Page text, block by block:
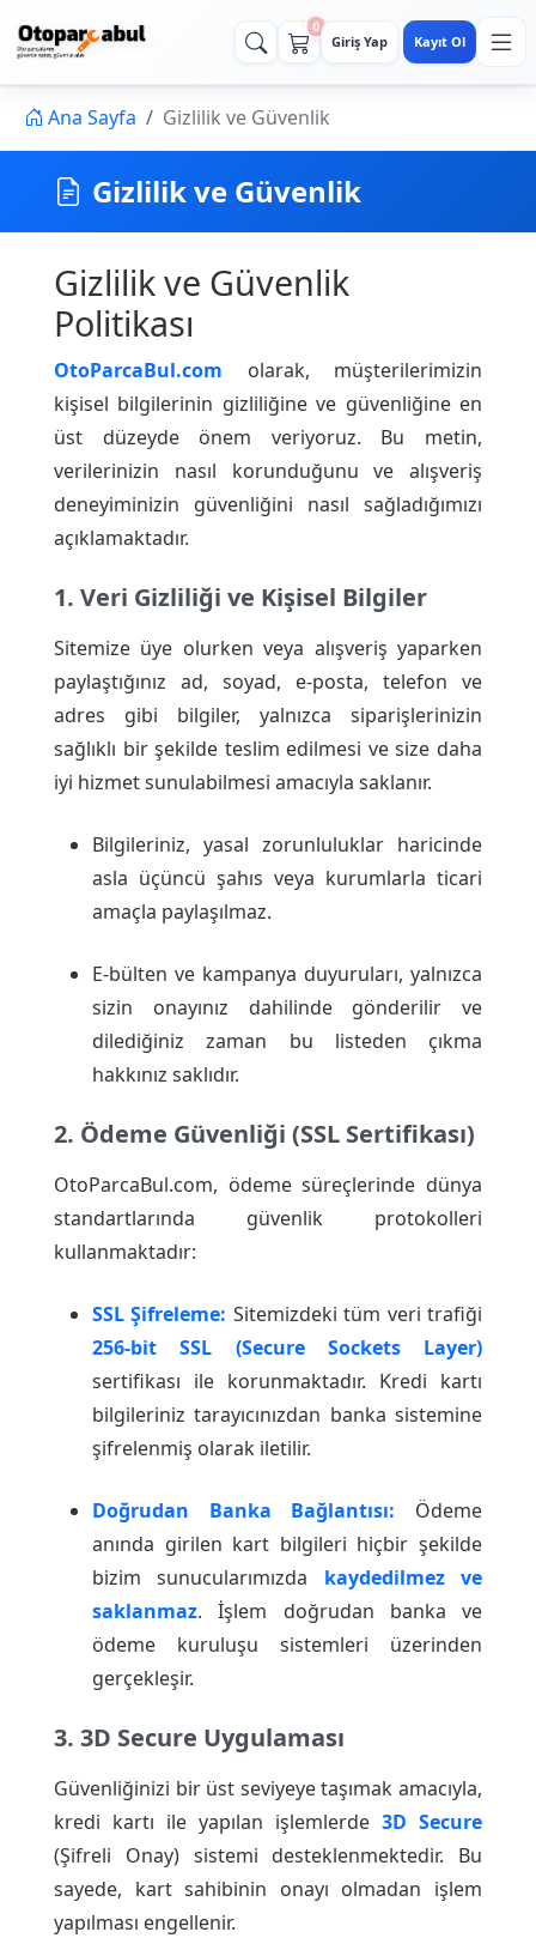
0
Giriş Yap Kayıt Ol
Ana Sayfa Gizlilik ve Güvenlik
Gizlilik ve Güvenlik
Gizlilik ve Güvenlik
Politikası
OtoParcaBul.com olarak, müşterilerimizin
kişisel bilgilerinin gizliliğine ve güvenliğine en
üst düzeyde önem veriyoruz. Bu metin,
verilerinizin nasıl korunduğunu ve alışveriş
deneyiminizin güvenliğini nasıl sağladığımızı
açıklamaktadır.
1. Veri Gizliliği ve Kişisel Bilgiler
Sitemize üye olurken veya alışveriş yaparken
paylaştığınız ad, soyad, e-posta, telefon ve
adres gibi bilgiler, yalnızca siparişlerinizin
sağlıklı bir şekilde teslim edilmesi ve size daha
iyi hizmet sunulabilmesi amacıyla saklanır.
Bilgileriniz, yasal zorunluluklar haricinde
asla üçüncü şahıs veya kurumlarla ticari
amaçla paylaşılmaz.
E-bülten ve kampanya duyuruları, yalnızca
sizin onayınız dahilinde gönderilir ve
dilediğiniz zaman bu listeden çıkma
hakkınız saklıdır.
2. Ödeme Güvenliği (SSL Sertifikası)
OtoParcaBul.com, ödeme süreçlerinde dünya
standartlarında güvenlik protokolleri
kullanmaktadır:
SSL Şifreleme: Sitemizdeki tüm veri trafiği
256-bit SSL (Secure Sockets Layer)
sertifikası ile korunmaktadır. Kredi kartı
bilgileriniz tarayıcınızdan banka sistemine
şifrelenmiş olarak iletilir.
Doğrudan Banka Bağlantısı: Ödeme
anında girilen kart bilgileri hiçbir şekilde
bizim sunucularımızda kaydedilmez ve
saklanmaz. İşlem doğrudan banka ve
ödeme kuruluşu sistemleri üzerinden
gerçekleşir.
3. 3D Secure Uygulaması
Güvenliğinizi bir üst seviyeye taşımak amacıyla,
kredi kartı ile yapılan işlemlerde 3D Secure
(Şifreli Onay) sistemi desteklenmektedir. Bu
sayede, kart sahibinin onayı olmadan işlem
yapılması engellenir.